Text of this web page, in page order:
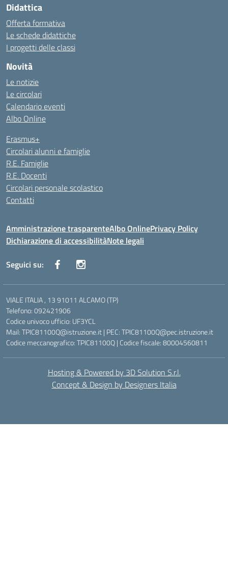
Didattica
Offerta formativa
Le schede didattiche
I progetti delle classi
Novità
Le notizie
Le circolari
Calendario eventi
Albo Online
Erasmus+
Circolari alunni e famiglie
R.E. Famiglie
R.E. Docenti
Circolari personale scolastico
Contatti
Amministrazione trasparenteAlbo OnlinePrivacy Policy
Dichiarazione di accessibilitàNote legali
Seguici su:
VIALE ITALIA , 13 91011 ALCAMO (TP)
Telefono: 092421906
Codice univoco ufficio: UF3YCL
Mail: TPIC81100Q@istruzione.it | PEC: TPIC81100Q@pec.istruzione.it
Codice meccanografico: TPIC81100Q | Codice fiscale: 80004560811
Hosting & Powered by 3D Solution S.r.l.
Concept & Design by Designers Italia